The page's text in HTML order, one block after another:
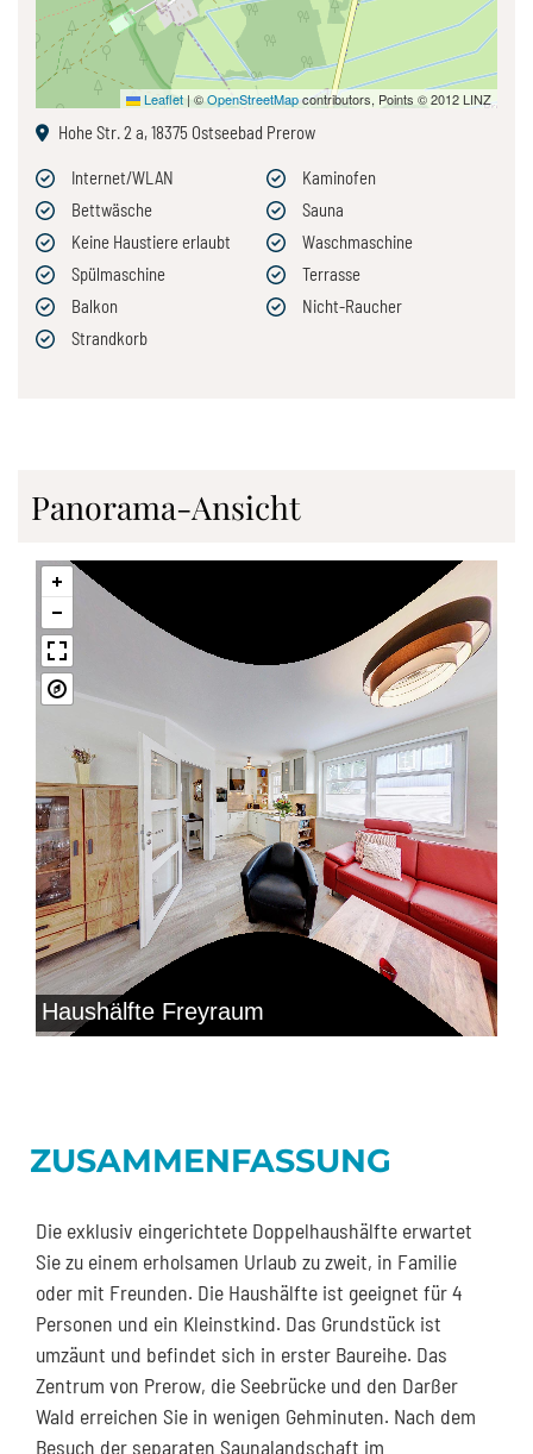
Leaflet |©OpenStreetMapcontributors, Points © 2012 LINZ
Hohe Str. 2 a, 18375 Ostseebad Prerow
Internet/WLAN
Kaminofen
Bettwäsche
Sauna
Keine Haustiere erlaubt
Waschmaschine
Spülmaschine
Terrasse
Balkon
Nicht-Raucher
Strandkorb
Panorama-Ansicht
Haushälfte Freyraum
ZUSAMMENFASSUNG
Die exklusiv eingerichtete Doppelhaushälfte erwartet
Sie zu einem erholsamen Urlaub zu zweit, in Familie
oder mit Freunden. Die Haushälfte ist geeignet für 4
Personen und ein Kleinstkind. Das Grundstück ist
umzäunt und befindet sich in erster Baureihe. Das
Zentrum von Prerow, die Seebrücke und den Darßer
Wald erreichen Sie in wenigen Gehminuten. Nach dem
Besuch der separaten Saunalandschaft im